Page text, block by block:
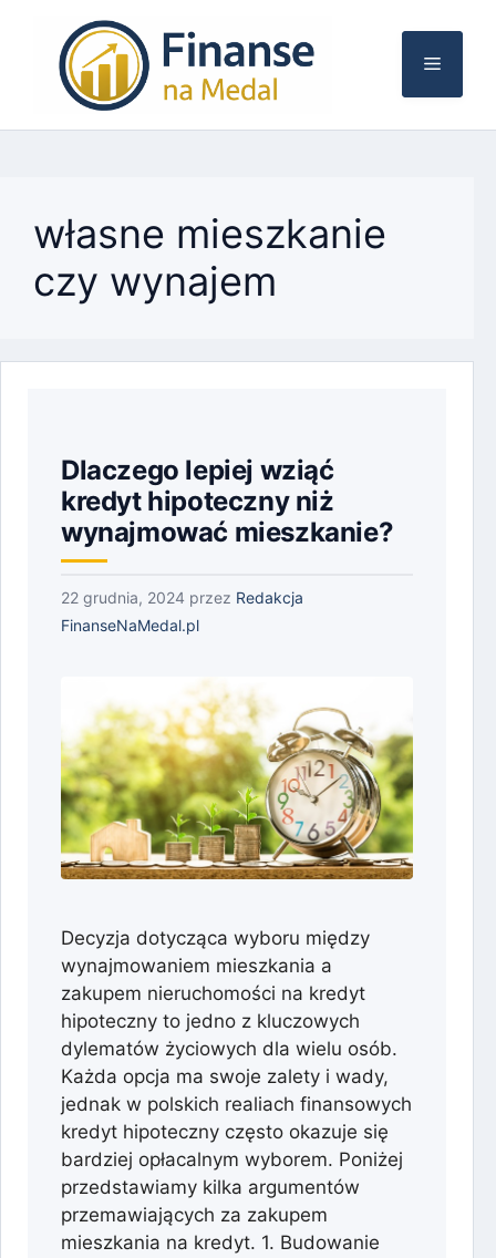
Menu
własne mieszkanie
czy wynajem
Dlaczego lepiej wziąć
kredyt hipoteczny niż
wynajmować mieszkanie?
22 grudnia, 2024 przez Redakcja
FinanseNaMedal.pl
Decyzja dotycząca wyboru między
wynajmowaniem mieszkania a
zakupem nieruchomości na kredyt
hipoteczny to jedno z kluczowych
dylematów życiowych dla wielu osób.
Każda opcja ma swoje zalety i wady,
jednak w polskich realiach finansowych
kredyt hipoteczny często okazuje się
bardziej opłacalnym wyborem. Poniżej
przedstawiamy kilka argumentów
przemawiających za zakupem
mieszkania na kredyt. 1. Budowanie